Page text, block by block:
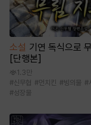
소설 기연 독식으로
[단행본]
1.3만
#신무협 #먼치킨 #빙의물 #
#성장물